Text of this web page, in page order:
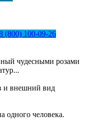
(800) 100-09-26
чудесными розами
и внешний вид
одного человека.